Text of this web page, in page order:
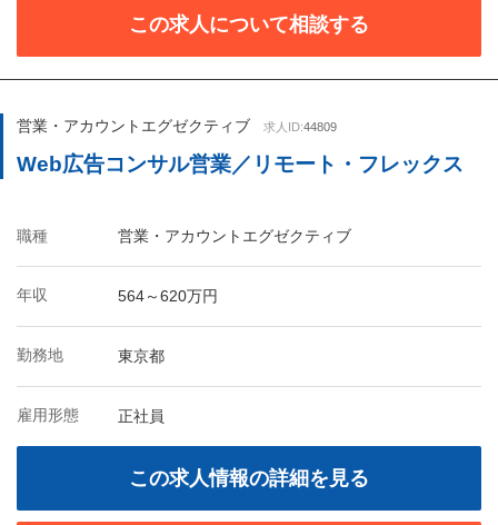
この求人について相談する
営業・アカウントエグゼクティブ 求人ID:44809
Web広告コンサル営業／リモート・フレックス
職種 営業・アカウントエグゼクティブ
年収 564～620万円
勤務地 東京都
雇用形態 正社員
この求人情報の詳細を見る